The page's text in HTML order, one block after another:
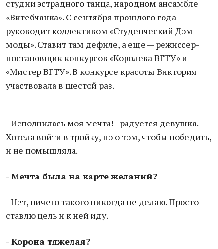
студии эстрадного танца, народном ансамбле
«Витебчанка». С сентября прошлого года
руководит коллективом «Студенческий Дом
моды». Ставит там дефиле, а еще — режиссер-
постановщик конкурсов «Королева ВГТУ» и
«Мистер ВГТУ». В конкурсе красоты Виктория
участвовала в шестой раз.
- Исполнилась моя мечта! - радуется девушка. -
Хотела войти в тройку, но о том, чтобы победить,
и не помышляла.
- Мечта была на карте желаний?
- Нет, ничего такого никогда не делаю. Просто
ставлю цель и к ней иду.
- Корона тяжелая?